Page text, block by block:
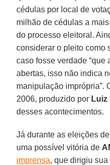
cédulas por local de
milhão de cédulas a
do processo eleitoral.
considerar o pleito como
caso fosse verdade “que
abertas, isso não indica
manipulação imprópria”.
2006, produzido por Luiz
desses acontecimentos.
Já durante as eleições
uma possível vitória de
imprensa, que dirigiu